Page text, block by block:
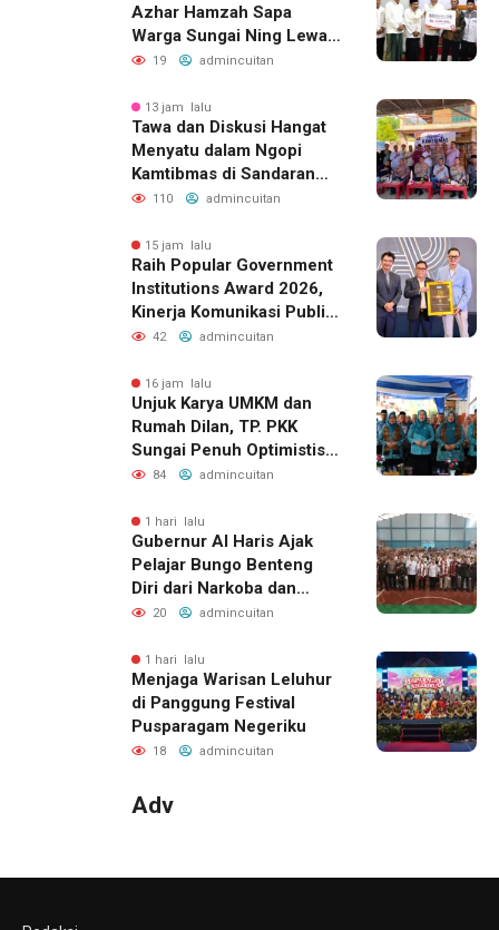
Azhar Hamzah Sapa
Warga Sungai Ning Lewat
Safari Jumat
19 admincuitan
13 jam lalu
Tawa dan Diskusi Hangat
Menyatu dalam Ngopi
Kamtibmas di Sandaran
Galeh
110 admincuitan
15 jam lalu
Raih Popular Government
Institutions Award 2026,
Kinerja Komunikasi Publik
Kementerian ATR/BPN
42 admincuitan
16 jam lalu
Unjuk Karya UMKM dan
Rumah Dilan, TP. PKK
Sungai Penuh Optimistis
Raih Juara di Tingkat
84 admincuitan
1 hari lalu
Gubernur Al Haris Ajak
Pelajar Bungo Benteng
Diri dari Narkoba dan
Judol
20 admincuitan
1 hari lalu
Menjaga Warisan Leluhur
di Panggung Festival
Pusparagam Negeriku
18 admincuitan
Adv